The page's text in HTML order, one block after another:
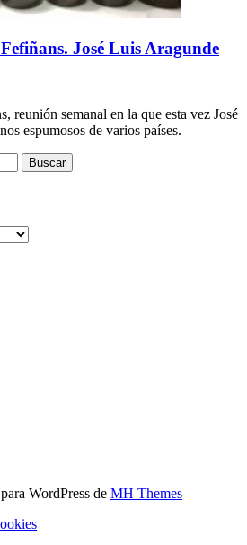
José Luis Aragunde
reunión semanal en la que esta vez José
espumosos de varios países.
WordPress de MH Themes